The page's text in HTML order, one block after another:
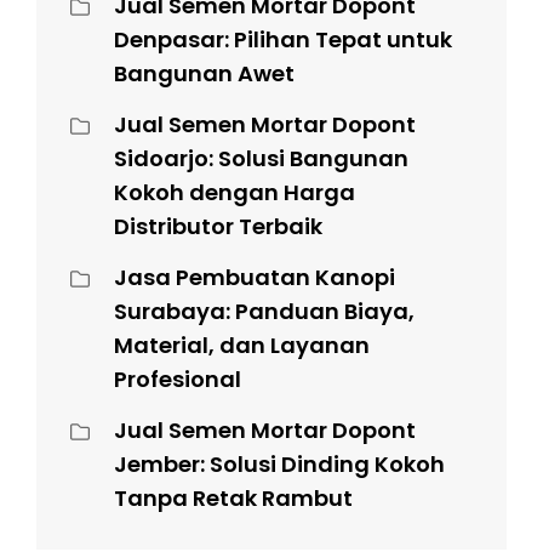
Denpasar: Pilihan Tepat untuk
Bangunan Awet
Jual Semen Mortar Dopont
Sidoarjo: Solusi Bangunan
Kokoh dengan Harga
Distributor Terbaik
Jasa Pembuatan Kanopi
Surabaya: Panduan Biaya,
Material, dan Layanan
Profesional
Jual Semen Mortar Dopont
Jember: Solusi Dinding Kokoh
Tanpa Retak Rambut